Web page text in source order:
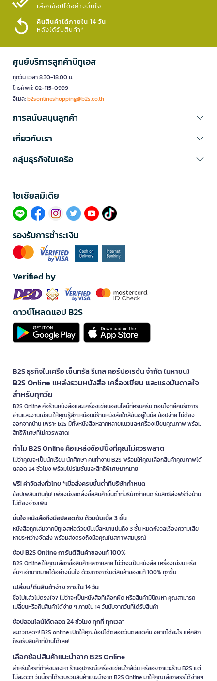
เลือกช้อปได้อย่างมั่นใจ​
คืนสินค้าได้ภายใน 14 วัน
หลังได้รับสินค้า*
ศูนย์บริการลูกค้าบีทูเอส
ทุกวัน เวลา 8.30-18.00 น.
โทรศัพท์: 02-115-0999
อีเมล:b2sonlineshopping@b2s.co.th
การสนับสนุนลูกค้า
เกี่ยวกับเรา
กลุ่มธุรกิจในเครือ
โซเซียลมีเดีย​
รองรับการชำระเงิน
Verified by
ดาวน์โหลดแอป B2S
B2S ธุรกิจในเครือ เซ็นทรัล รีเทล คอร์ปอเรชั่น จำกัด (มหาชน)
B2S Online แหล่งรวมหนังสือ เครื่องเขียน และแรงบันดาลใจ
สำหรับทุกวัย
B2S Online คือร้านหนังสือและเครื่องเขียนออนไลน์ที่ครบครัน ตอบโจทย์คนรักการ
อ่านและงานเขียน ให้คุณรู้สึกเหมือนมีร้านหนังสือใกล้ฉันอยู่ในมือ ช้อปง่าย ไม่ต้อง
ออกจากบ้าน เพราะ b2s มีทั้งหนังสือหลากหลายแนวและเครื่องเขียนคุณภาพ พร้อม
สิทธิพิเศษที่ไม่ควรพลาด!
ทำไม B2S Online คือแหล่งช้อปปิ้งที่คุณไม่ควรพลาด
ไม่ว่าคุณจะเป็นนักเรียน นักศึกษา คนทำงาน B2S พร้อมให้คุณเลือกสินค้าคุณภาพได้
ตลอด 24 ชั่วโมง พร้อมโปรโมชั่นและสิทธิพิเศษมากมาย
ฟรี! ค่าจัดส่งทั่วไทย *เมื่อสั่งครบขั้นต่ำที่บริษัทกำหนด
ช้อปเพลินเกินคุ้ม! เพียงมียอดสั่งซื้อสินค้าขั้นต่ำที่บริษัทกำหนด รับสิทธิ์ส่งฟรีถึงบ้าน
ไม่ต้องจ่ายเพิ่ม
มั่นใจ หนังสือถึงมือปลอดภัย ด้วยบับเบิ้ล 3 ชั้น
หนังสือทุกเล่มจากบีทูเอสห่อด้วยบับเบิ้ลหนาแน่นถึง 3 ชั้น หมดกังวลเรื่องความเสีย
หายระหว่างจัดส่ง พร้อมส่งตรงถึงมือคุณในสภาพสมบูรณ์
ช้อป B2S Online การันตีสินค้าของแท้ 100%
B2S Online ให้คุณเลือกซื้อสินค้าหลากหลาย ไม่ว่าจะเป็นหนังสือ เครื่องเขียน หรือ
อื่นๆ อีกมากมายได้อย่างมั่นใจ ด้วยการการันตีสินค้าของแท้ 100% ทุกชิ้น
เปลี่ยน/คืนสินค้าง่าย ภายใน 14 วัน
ซื้อไปแล้วไม่ตรงใจ? ไม่ว่าจะเป็นหนังสือที่เลือกผิด หรือสินค้ามีปัญหา คุณสามารถ
เปลี่ยนหรือคืนสินค้าได้ง่าย ๆ ภายใน 14 วันนับจากวันที่ได้รับสินค้า
ช้อปออนไลน์ได้ตลอด 24 ชั่วโมง ทุกที่ ทุกเวลา
สะดวกสุดๆ! B2S online เปิดให้คุณช้อปได้ตลอดวันตลอดคืน อยากได้อะไร แค่คลิก
ก็รอรับสินค้าที่บ้านได้เลย!
เลือกช้อปสินค้าแนะนำจาก B2S Online
สำหรับใครที่กำลังมองหา ร้านอุปกรณ์เครื่องเขียนใกล้ฉัน หรืออยากแวะร้าน B2S แต่
ไม่สะดวก วันนี้เราได้รวบรวมสินค้าแนะนำจาก B2S Online มาให้คุณเลือกสรรได้ง่ายๆ